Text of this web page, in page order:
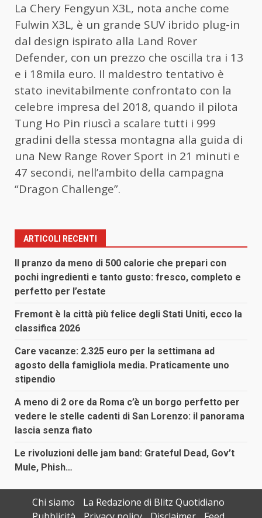
La Chery Fengyun X3L, nota anche come
Fulwin X3L, è un grande SUV ibrido plug-in
dal design ispirato alla Land Rover
Defender, con un prezzo che oscilla tra i 13
e i 18mila euro. Il maldestro tentativo è
stato inevitabilmente confrontato con la
celebre impresa del 2018, quando il pilota
Tung Ho Pin riuscì a scalare tutti i 999
gradini della stessa montagna alla guida di
una New Range Rover Sport in 21 minuti e
47 secondi, nell’ambito della campagna
“Dragon Challenge”.
ARTICOLI RECENTI
Il pranzo da meno di 500 calorie che prepari con
pochi ingredienti e tanto gusto: fresco, completo e
perfetto per l’estate
Fremont è la città più felice degli Stati Uniti, ecco la
classifica 2026
Care vacanze: 2.325 euro per la settimana ad
agosto della famigliola media. Praticamente uno
stipendio
A meno di 2 ore da Roma c’è un borgo perfetto per
vedere le stelle cadenti di San Lorenzo: il panorama
lascia senza fiato
Le rivoluzioni delle jam band: Grateful Dead, Gov’t
Mule, Phish…
Chi siamo
La Redazione di Blitz Quotidiano